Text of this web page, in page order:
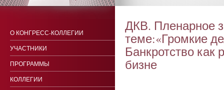
ДКВ. Пленарное
теме:«Громкие
Банкротство как
бизне
О КОНГРЕСС-КОЛЛЕГИИ
УЧАСТНИКИ
ПРОГРАММЫ
КОЛЛЕГИИ